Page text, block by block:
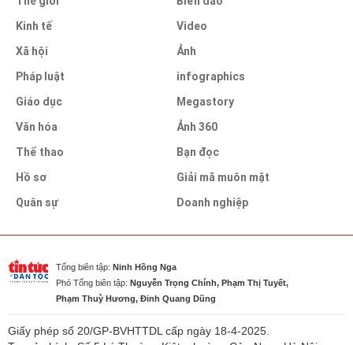
Kinh tế
Xã hội
Pháp luật
Giáo dục
Văn hóa
Thể thao
Hồ sơ
Quân sự
Video
Ảnh
infographics
Megastory
Ảnh 360
Bạn đọc
Giải mã muôn mặt
Doanh nghiệp
Tổng biên tập: Ninh Hồng Nga
Phó Tổng biên tập: Nguyễn Trọng Chính, Phạm Thị Tuyết,
Phạm Thuỳ Hương, Đinh Quang Dũng
Giấy phép số 20/GP-BVHTTDL cấp ngày 18-4-2025.